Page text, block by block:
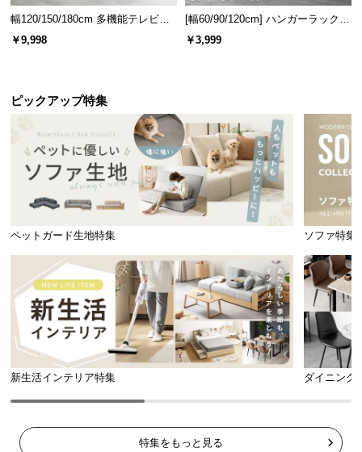
広々使える天板スペース
天板のサイズ
140㎝タイプ 180㎝タイプ
幅120/150/180cm 多機能テレビボ
ード 木目/石目調 オープン収納・
引き出し収納付き
￥9,998
[幅60/90/120cm] ハンガーラック
スチール 4段階高さ調節 サイドフ
ック オープンラック シンプル
￥3,999
ピックアップ特集
ペットガード生地特集 ソファ特集
新生活インテリア特集 ダイニング
特集をもっと見る